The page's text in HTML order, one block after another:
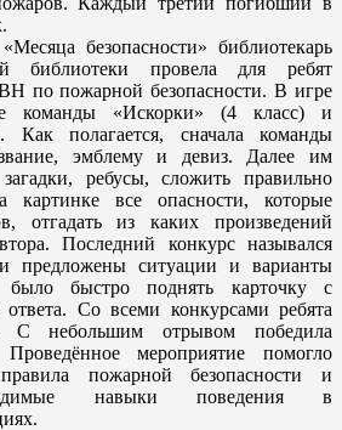
безопасности» библиотекарь
библиотеки провела для ребят
по пожарной безопасности. В игре
команды «Искорки» (4 класс) и
Как полагается, сначала команды
эмблему и девиз. Далее им
загадки, ребусы, сложить правильно
картинке все опасности, которые
отгадать из каких произведений
Последний конкурс назывался
предложены ситуации и варианты
было быстро поднять карточку с
Со всеми конкурсами ребята
С небольшим отрывом победила
мероприятие помогло
пожарной безопасности и
навыки поведения в